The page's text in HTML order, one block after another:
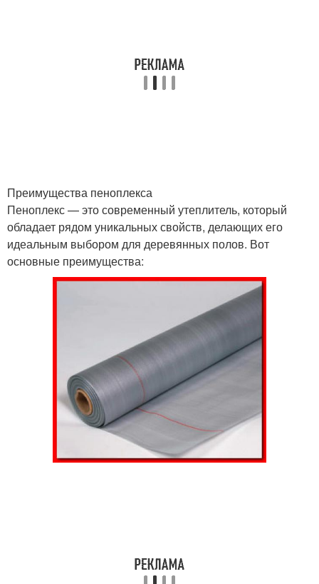
Преимущества пеноплекса
Пеноплекс — это современный утеплитель, который
обладает рядом уникальных свойств, делающих его
идеальным выбором для деревянных полов. Вот
основные преимущества: